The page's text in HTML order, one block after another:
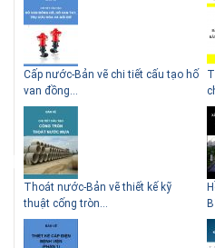
Lý do nên sử dụng gạch block
để xây nhà
Cấp nước-Bản vẽ chi tiết cấu tạo hố
van đồng...
Thoát nước-Bản vẽ thiết kế kỹ
thuật cống tròn...